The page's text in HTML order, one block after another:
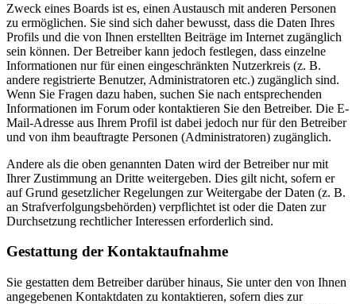
Zweck eines Boards ist es, einen Austausch mit anderen Personen
zu ermöglichen. Sie sind sich daher bewusst, dass die Daten Ihres
Profils und die von Ihnen erstellten Beiträge im Internet zugänglich
sein können. Der Betreiber kann jedoch festlegen, dass einzelne
Informationen nur für einen eingeschränkten Nutzerkreis (z. B.
andere registrierte Benutzer, Administratoren etc.) zugänglich sind.
Wenn Sie Fragen dazu haben, suchen Sie nach entsprechenden
Informationen im Forum oder kontaktieren Sie den Betreiber. Die E-
Mail-Adresse aus Ihrem Profil ist dabei jedoch nur für den Betreiber
und von ihm beauftragte Personen (Administratoren) zugänglich.
Andere als die oben genannten Daten wird der Betreiber nur mit
Ihrer Zustimmung an Dritte weitergeben. Dies gilt nicht, sofern er
auf Grund gesetzlicher Regelungen zur Weitergabe der Daten (z. B.
an Strafverfolgungsbehörden) verpflichtet ist oder die Daten zur
Durchsetzung rechtlicher Interessen erforderlich sind.
Gestattung der Kontaktaufnahme
Sie gestatten dem Betreiber darüber hinaus, Sie unter den von Ihnen
angegebenen Kontaktdaten zu kontaktieren, sofern dies zur